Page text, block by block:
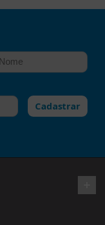
Cadastrar